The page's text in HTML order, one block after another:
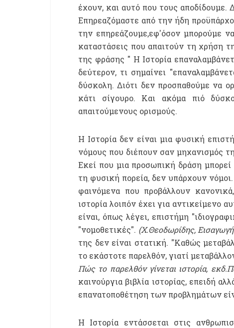
έχουν, και αυτό που τους αποδίδουμε.
Επηρεαζόμαστε από την ήδη
την επηρεάζουμε,εφ'όσον μπορούμε
καταστάσεις που απαιτούν τη χρήση
της φράσης " Η Ιστορία
δεύτερον, τι σημαίνει
δύσκολη. Διότι δεν προσπαθούμε να
κάτι σίγουρο. Και ακόμα πιό
απαιτούμενους ορισμούς.
Η Ιστορία δεν είναι μια φυσική
νόμους που διέπουν σαν μηχανισμός
Εκεί που μια προσωπική δράση μπορεί
τη φυσική πορεία, δεν υπάρχουν
φαινόμενα που προβάλλουν
ιστορία λοιπόν έχει για αντικείμενο
είναι, όπως λέγει, επιστήμη
"νομοθετικές". (Χ.Θεοδωρίδης,
της δεν είναι στατική. "Καθώς
το εκάστοτε παρελθόν, γιατί
Πώς το παρελθόν γίνεται ιστορία,
καινούργια βιβλία ιστορίας, επειδή
επανατοποθέτηση των προβλημάτων
Η Ιστορία εντάσσεται στις